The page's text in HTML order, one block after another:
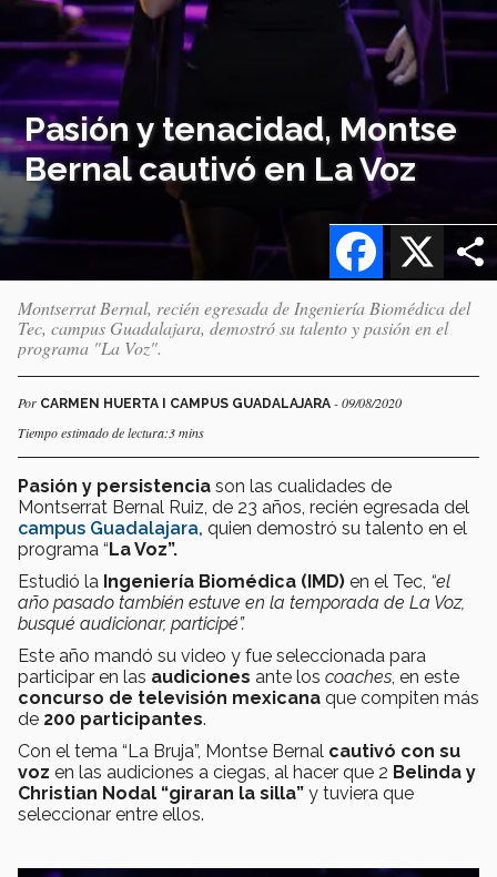
Pasión y tenacidad, Montse
Bernal cautivó en La Voz
X
Facebook
Montserrat Bernal, recién egresada de Ingeniería Biomédica del
Tec, campus Guadalajara, demostró su talento y pasión en el
programa "La Voz".
Por CARMEN HUERTA I CAMPUS GUADALAJARA - 09/08/2020
Tiempo estimado de lectura:3 mins
Pasión y persistencia son las cualidades de
Montserrat Bernal Ruiz, de 23 años, recién egresada del
campus Guadalajara, quien demostró su talento en el
programa “La Voz”.
Estudió la Ingeniería Biomédica (IMD) en el Tec, “el
año pasado también estuve en la temporada de La Voz,
busqué audicionar, participé”.
Este año mandó su video y fue seleccionada para
participar en las audiciones ante los coaches , en este
concurso de televisión mexicana que compiten más
de 200 participantes.
Con el tema “La Bruja”, Montse Bernal cautivó con su
voz en las audiciones a ciegas, al hacer que 2 Belinda y
Christian Nodal “giraran la silla” y tuviera que
seleccionar entre ellos.